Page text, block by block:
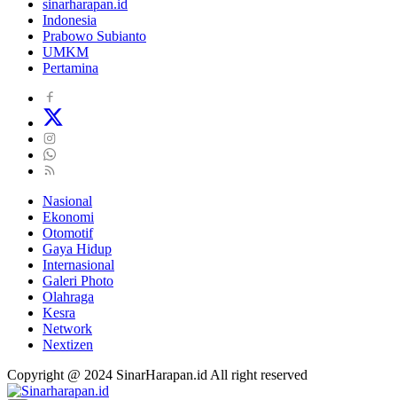
sinarharapan.id
Indonesia
Prabowo Subianto
UMKM
Pertamina
Nasional
Ekonomi
Otomotif
Gaya Hidup
Internasional
Galeri Photo
Olahraga
Kesra
Network
Nextizen
Copyright @ 2024 SinarHarapan.id All right reserved